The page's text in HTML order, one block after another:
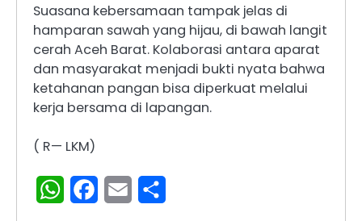
Suasana kebersamaan tampak jelas di
hamparan sawah yang hijau, di bawah langit
cerah Aceh Barat. Kolaborasi antara aparat
dan masyarakat menjadi bukti nyata bahwa
ketahanan pangan bisa diperkuat melalui
kerja bersama di lapangan.
( R— LKM)
WhatsAppFacebook
Email